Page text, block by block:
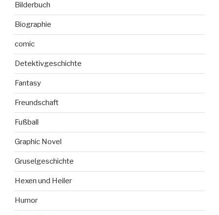
Bilderbuch
Biographie
comic
Detektivgeschichte
Fantasy
Freundschaft
Fußball
Graphic Novel
Gruselgeschichte
Hexen und Heiler
Humor